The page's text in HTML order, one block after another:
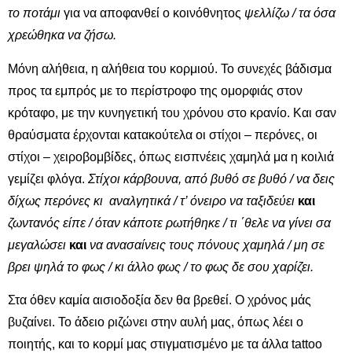
το ποτάμι για να αποφανθεί ο κοινόθνητος ψελλίζω / τα όσα
χρεώθηκα να ζήσω.
Μόνη αλήθεια, η αλήθεια του κορμιού. Το συνεχές βάδισμα
προς τα εμπρός με το περίστροφο της ομορφιάς στον
κρόταφο, με την κυνηγετική του χρόνου στο κρανίο. Και σαν
θραύσματα έρχονται κατακούτελα οι στίχοι – περόνες, οι
στίχοι – χειροβομβίδες, όπως εισπνέεις χαμηλά μα η κοιλιά
γεμίζει φλόγα. Στίχοι κάρβουνα, από βυθό σε βυθό / να δεις
δίχως περόνες κι αναλγητικά / τ’ όνειρο να ταξιδεύει και
ζωντανός είπε / όταν κάποτε ρωτήθηκε / τι ΄θελε να γίνει σα
μεγαλώσει και να ανασαίνεις τους πόνους χαμηλά / μη σε
βρει ψηλά το φως / κι άλλο φως / το φως δε σου χαρίζει.
Στα όθεν καμία αισιοδοξία δεν θα βρεθεί. Ο χρόνος μάς
βυζαίνει. Το άδειο ριζώνει στην αυλή μας, όπως λέει ο
ποιητής, και το κορμί μας στιγματισμένο με τα άλλα tattoo